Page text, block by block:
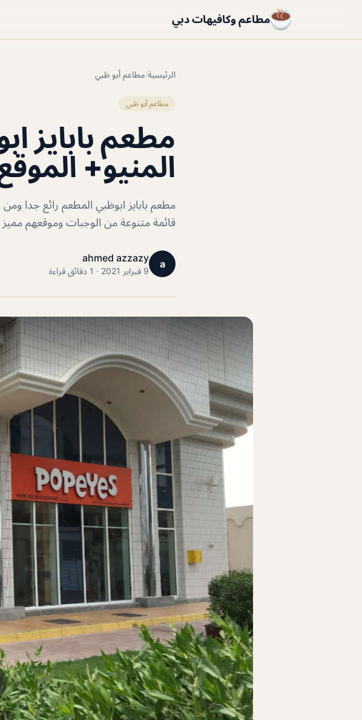
مطاعم وكافيهات دبي
الرئيسية/مطاعم أبو ظبي
مطاعم أبو ظبي
مطعم بابايز
المنيو+
قائمة متنوعة من الوجبات وموقعهم مميز
a
ahmed azzazy
9 فبراير 2021 · 1 دقائق قراءة